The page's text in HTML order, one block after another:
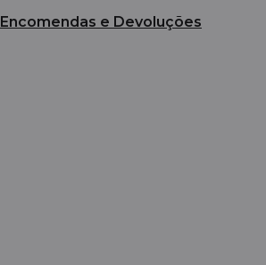
Encomendas e Devoluções